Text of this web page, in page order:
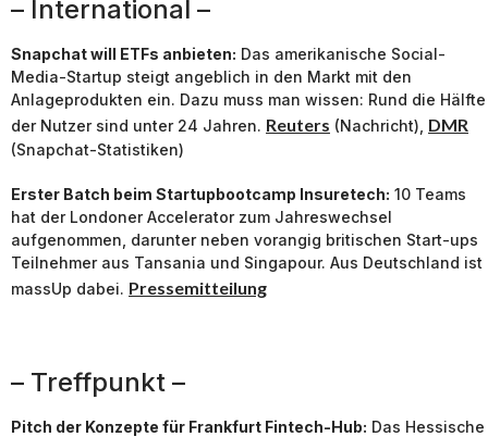
– International –
Snapchat will ETFs anbieten: Das amerikanische Social-
Media-Startup steigt angeblich in den Markt mit den
Anlageprodukten ein. Dazu muss man wissen: Rund die Hälfte
der Nutzer sind unter 24 Jahren. Reuters (Nachricht), DMR
(Snapchat-Statistiken)
Erster Batch beim Startupbootcamp Insuretech: 10 Teams
hat der Londoner Accelerator zum Jahreswechsel
aufgenommen, darunter neben vorangig britischen Start-ups
Teilnehmer aus Tansania und Singapour. Aus Deutschland ist
massUp dabei. Pressemitteilung
– Treffpunkt –
Pitch der Konzepte für Frankfurt Fintech-Hub: Das Hessische